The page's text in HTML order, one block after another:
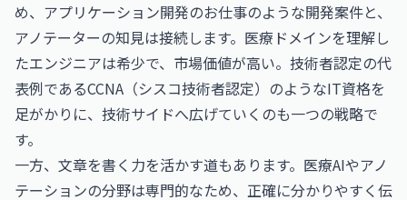
め、 アプリケーション開発のお仕事のような開発案件と、
アノテーターの知見は接続します。医療ドメインを理解し
たエンジニアは希少で、市場価値が高い。技術者認定の代
表例であるCCNA（シスコ技術者認定） のようなIT資格を
足がかりに、技術サイドへ広げていくのも一つの戦略で
す。
一方、文章を書く力を活かす道もあります。医療AIやアノ
テーションの分野は専門的なため、正確に分かりやすく伝